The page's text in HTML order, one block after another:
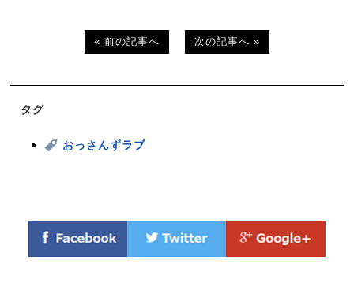
« 前の記事へ 次の記事へ »
タグ
おっさんずラブ